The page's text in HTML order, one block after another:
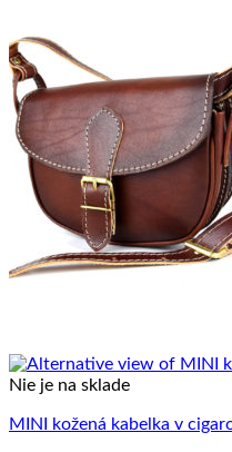
Nie je na sklade
MINI kožená kabelka v